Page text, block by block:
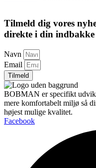
Tilmeld dig vores
direkte i din indbakke
Navn
Email
Tilmeld
BOBMAN er specifikt
mere komfortabelt miljø så
højest mulige kvalitet.
Facebook